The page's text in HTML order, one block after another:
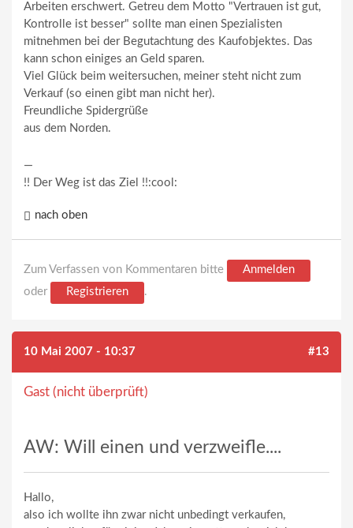
Arbeiten erschwert. Getreu dem Motto "Vertrauen ist gut,
Kontrolle ist besser" sollte man einen Spezialisten
mitnehmen bei der Begutachtung des Kaufobjektes. Das
kann schon einiges an Geld sparen.
Viel Glück beim weitersuchen, meiner steht nicht zum
Verkauf (so einen gibt man nicht her).
Freundliche Spidergrüße
aus dem Norden.
—
!! Der Weg ist das Ziel !!:cool:
nach oben
Zum Verfassen von Kommentaren bitte
Anmelden
oder
Registrieren .
10 Mai 2007 - 10:37 #13
Gast (nicht überprüft)
AW: Will einen und verzweifle....
Hallo,
also ich wollte ihn zwar nicht unbedingt verkaufen,